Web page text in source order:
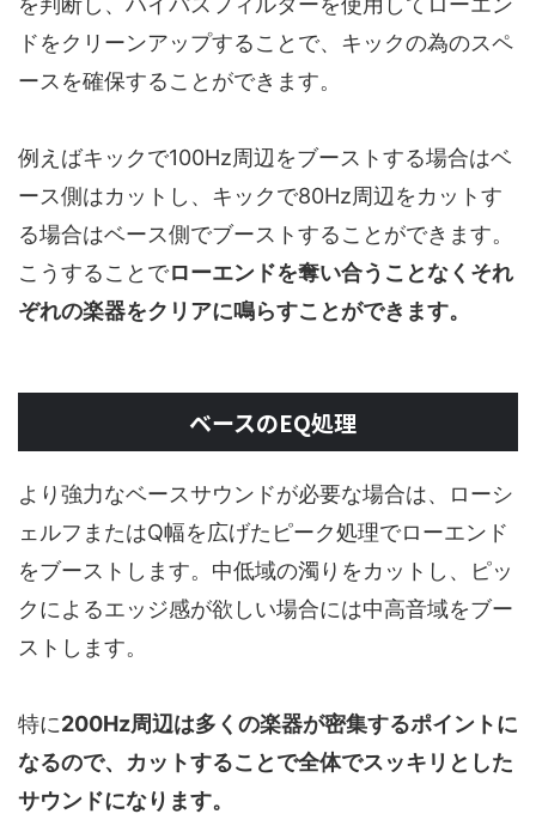
ドをクリーンアップすることで、キックの為のスペ
ースを確保することができます。
例えばキックで100Hz周辺をブーストする場合はベ
ース側はカットし、キックで80Hz周辺をカットす
る場合はベース側でブーストすることができます。
こうすることでローエンドを奪い合うことなくそれ
ぞれの楽器をクリアに鳴らすことができます。
ベースのEQ処理
より強力なベースサウンドが必要な場合は、ローシ
ェルフまたはQ幅を広げたピーク処理でローエンド
をブーストします。中低域の濁りをカットし、ピッ
クによるエッジ感が欲しい場合には中高音域をブー
ストします。
特に200Hz周辺は多くの楽器が密集するポイントに
なるので、カットすることで全体でスッキリとした
サウンドになります。